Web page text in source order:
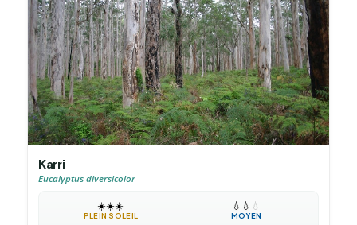
Karri
Eucalyptus diversicolor
☀️☀️☀️
PLEIN SOLEIL
💧 💧 💧
MOYEN